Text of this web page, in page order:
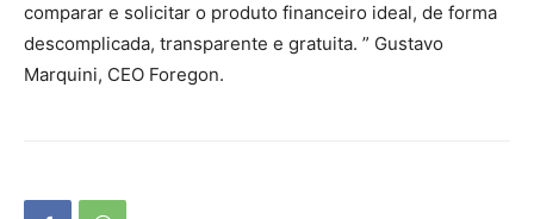
comparar e solicitar o produto financeiro ideal, de forma
descomplicada, transparente e gratuita. ” Gustavo
Marquini, CEO Foregon.